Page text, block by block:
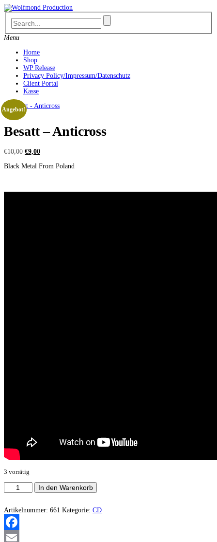
Skip
to
content
Menu
Home
Shop
WP Release
Privacy Policy/Impressum/Datenschutz
Client Portal
Kasse
Angebot!
Besatt – Anticross
€10,00 Ursprünglicher
war:
€9,00Aktueller
ist:
Black Metal From Poland
3 vorrätig
Besatt
-
Menge
In den Warenkorb
Artikelnummer: 661 Kategorie: CD
Facebook